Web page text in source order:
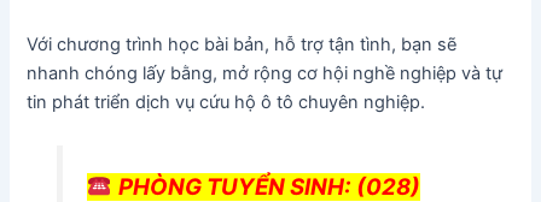
Với chương trình học bài bản, hỗ trợ tận tình, bạn sẽ
nhanh chóng lấy bằng, mở rộng cơ hội nghề nghiệp và tự
tin phát triển dịch vụ cứu hộ ô tô chuyên nghiệp.
PHÒNG TUYỂN SINH: (028)